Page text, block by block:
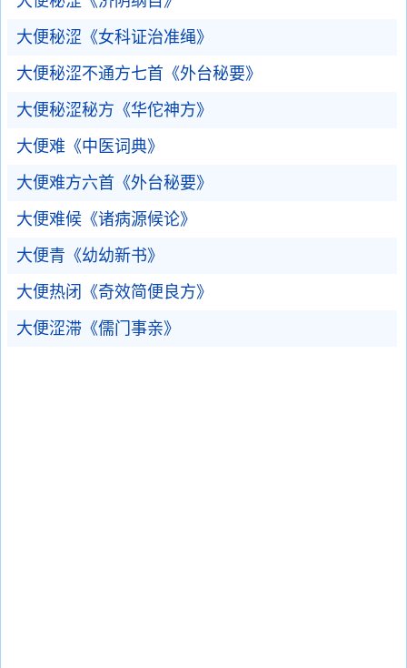
大便秘涩《女科证治准绳》
大便秘涩不通方七首《外台秘要》
大便秘涩秘方《华佗神方》
大便难《中医词典》
大便难方六首《外台秘要》
大便难候《诸病源候论》
大便青《幼幼新书》
大便热闭《奇效简便良方》
大便涩滞《儒门事亲》